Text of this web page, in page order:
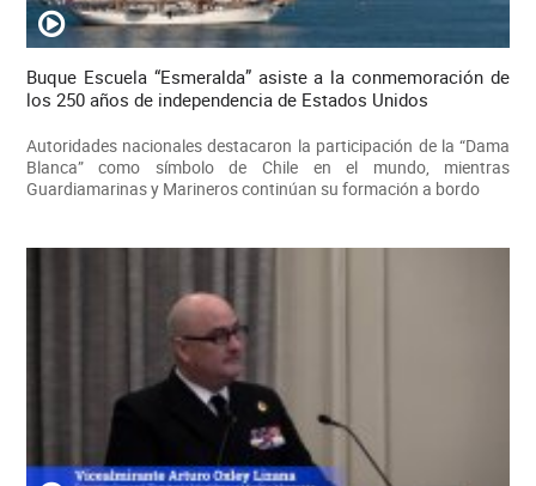
Buque Escuela “Esmeralda” asiste a la conmemoración de
los 250 años de independencia de Estados Unidos
Autoridades nacionales destacaron la participación de la “Dama
Blanca” como símbolo de Chile en el mundo, mientras
Guardiamarinas y Marineros continúan su formación a bordo